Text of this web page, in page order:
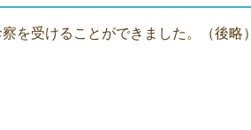
を受けることができました。（後略）